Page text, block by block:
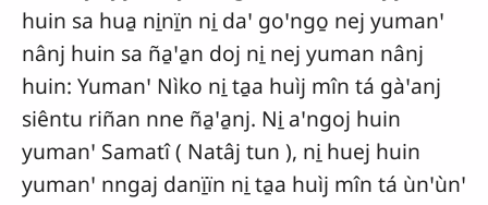
huin sa hua̱ ni̱nï̱n ni̱ daꞌ goꞌngo̱ nej yumanꞌ
nânj huin sa ña̱ꞌa̱n doj ni̱ nej yuman nânj
huin: Yumanꞌ Nìko ni̱ ta̱a huìj mîn tá gàꞌanj
siêntu riñan nne ña̱ꞌa̱nj. Ni̱ aꞌngoj huin
yumanꞌ Samatî ( Natâj tun ), ni̱ huej huin
yumanꞌ nngaj danï̱ïn ni̱ ta̱a huìj mîn tá ùnꞌùnꞌ